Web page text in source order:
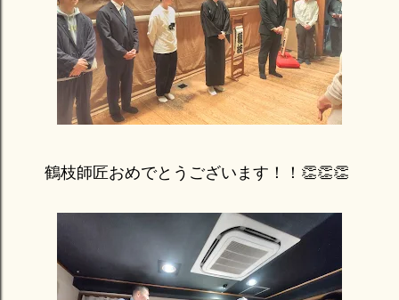
鶴枝師匠おめでとうございます！！👏👏👏